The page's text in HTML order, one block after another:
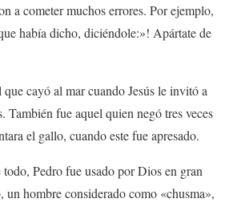
a cometer muchos errores. Por ejemplo,
había dicho, diciéndole:»! Apártate de
cayó al mar cuando Jesús le invitó a
También fue aquel quien negó tres veces
el gallo, cuando este fue apresado.
todo, Pedro fue usado por Dios en gran
un hombre considerado como «chusma»,